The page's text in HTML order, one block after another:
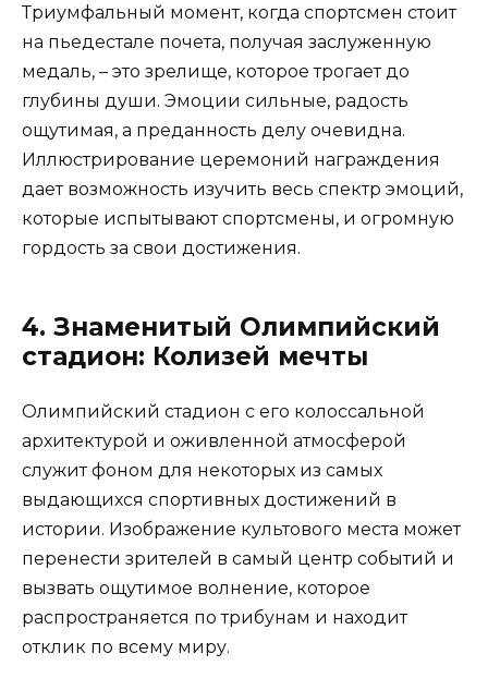
Триумфальный момент, когда спортсмен стоит
на пьедестале почета, получая заслуженную
медаль, – это зрелище, которое трогает до
глубины души. Эмоции сильные, радость
ощутимая, а преданность делу очевидна.
Иллюстрирование церемоний награждения
дает возможность изучить весь спектр эмоций,
которые испытывают спортсмены, и огромную
гордость за свои достижения.
4. Знаменитый Олимпийский
стадион: Колизей мечты
Олимпийский стадион с его колоссальной
архитектурой и оживленной атмосферой
служит фоном для некоторых из самых
выдающихся спортивных достижений в
истории. Изображение культового места может
перенести зрителей в самый центр событий и
вызвать ощутимое волнение, которое
распространяется по трибунам и находит
отклик по всему миру.